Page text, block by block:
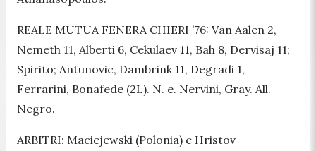
REALE MUTUA FENERA CHIERI ’76: Van Aalen 2,
Nemeth 11, Alberti 6, Cekulaev 11, Bah 8, Dervisaj 11;
Spirito; Antunovic, Dambrink 11, Degradi 1,
Ferrarini, Bonafede (2L). N. e. Nervini, Gray. All.
Negro.
ARBITRI: Maciejewski (Polonia) e Hristov